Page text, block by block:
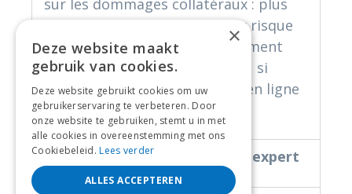
sur les dommages collatéraux : plus
vous attendez, plus l’assureur risque
de se demander quand exactement
quelque chose s’est produit ou si
d’autres facteurs sont entrés en ligne
de compte.
Puis-je réparer avant que l'expert
n'intervienne ?
×
Deze website maakt
gebruik van cookies.
Deze website gebruikt cookies om uw
gebruikerservaring te verbeteren. Door
onze website te gebruiken, stemt u in met
alle cookies in overeenstemming met ons
Cookiebeleid. Lees verder
ALLES ACCEPTEREN